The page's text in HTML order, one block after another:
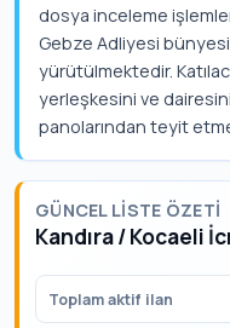
dosya inceleme
Gebze Adliyesi
yürütülmektedir.
yerleşkesini ve
panolarından teyit
GÜNCEL LISTE ÖZETI
Kandıra / Kocaeli
Toplam aktif ilan